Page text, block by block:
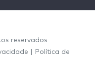
reservados
Política de